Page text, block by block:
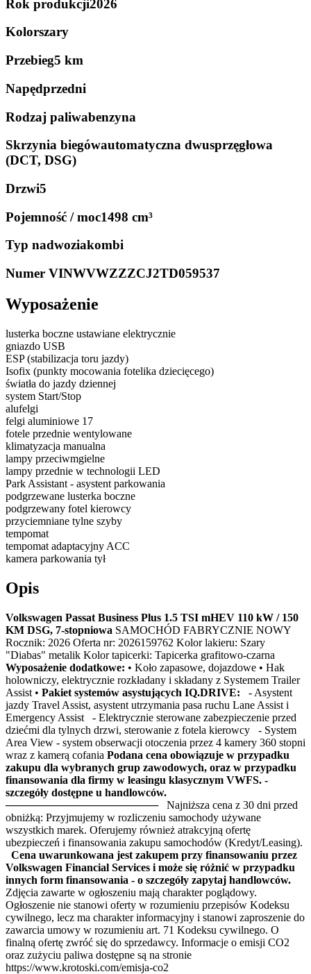
Rok produkcji2026
Kolorszary
Przebieg5 km
Napędprzedni
Rodzaj paliwabenzyna
Skrzynia biegówautomatyczna dwusprzęgłowa
(DCT, DSG)
Drzwi5
Pojemność / moc1498 cm³
Typ nadwoziakombi
Numer VINWVWZZZCJ2TD059537
Wyposażenie
lusterka boczne ustawiane elektrycznie
gniazdo USB
ESP (stabilizacja toru jazdy)
Isofix (punkty mocowania fotelika dziecięcego)
światła do jazdy dziennej
system Start/Stop
alufelgi
felgi aluminiowe 17
fotele przednie wentylowane
klimatyzacja manualna
lampy przeciwmgielne
lampy przednie w technologii LED
Park Assistant - asystent parkowania
podgrzewane lusterka boczne
podgrzewany fotel kierowcy
przyciemniane tylne szyby
tempomat
tempomat adaptacyjny ACC
kamera parkowania tył
Opis
Volkswagen Passat Business Plus 1.5 TSI mHEV 110 kW / 150
KM DSG, 7-stopniowa SAMOCHÓD FABRYCZNIE NOWY
Rocznik: 2026 Oferta nr: 2026159762 Kolor lakieru: Szary
"Diabas" metalik Kolor tapicerki: Tapicerka grafitowo-czarna
Wyposażenie dodatkowe: • Koło zapasowe, dojazdowe • Hak
holowniczy, elektrycznie rozkładany i składany z Systemem Trailer
Assist • Pakiet systemów asystujących IQ.DRIVE: - Asystent
jazdy Travel Assist, asystent utrzymania pasa ruchu Lane Assist i
Emergency Assist - Elektrycznie sterowane zabezpieczenie przed
dziećmi dla tylnych drzwi, sterowanie z fotela kierowcy - System
Area View - system obserwacji otoczenia przez 4 kamery 360 stopni
wraz z kamerą cofania Podana cena obowiązuje w przypadku
zakupu dla wybranych grup zawodowych, oraz w przypadku
finansowania dla firmy w leasingu klasycznym VWFS. -
szczegóły dostępne u handlowców.
──────────────────── Najniższa cena z 30 dni przed
obniżką: Przyjmujemy w rozliczeniu samochody używane
wszystkich marek. Oferujemy również atrakcyjną ofertę
ubezpieczeń i finansowania zakupu samochodów (Kredyt/Leasing).
Cena uwarunkowana jest zakupem przy finansowaniu przez
Volkswagen Financial Services i może się różnić w przypadku
innych form finansowania - o szczegóły zapytaj handlowców.
Zdjęcia zawarte w ogłoszeniu mają charakter poglądowy.
Ogłoszenie nie stanowi oferty w rozumieniu przepisów Kodeksu
cywilnego, lecz ma charakter informacyjny i stanowi zaproszenie do
zawarcia umowy w rozumieniu art. 71 Kodeksu cywilnego. O
finalną ofertę zwróć się do sprzedawcy. Informacje o emisji CO2
oraz zużyciu paliwa dostępne są na stronie
https://www.krotoski.com/emisja-co2